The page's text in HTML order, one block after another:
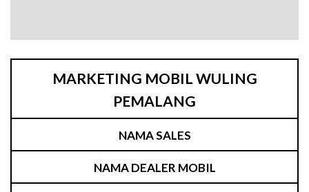
MARKETING MOBIL WULING
PEMALANG
NAMA SALES
NAMA DEALER MOBIL